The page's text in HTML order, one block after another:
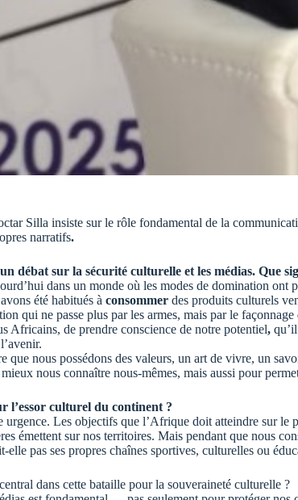
Silla insiste sur le rôle fondamental de la
narratifs.
débat sur la sécurité culturelle et les médias. Que
dans un monde où les modes de domination ont
été habitués à consommer des produits culturels
qui ne passe plus par les armes, mais par le façonnage
Africains, de prendre conscience de notre potentiel,
que nous possédons des valeurs, un art de vivre, un
nous connaître nous-mêmes, mais aussi pour
l’essor culturel du continent ?
urgence. Les objectifs que l’Afrique doit atteindre sur le
émettent sur nos territoires. Mais pendant que nous
pas ses propres chaînes sportives, culturelles ou
dans cette bataille pour la souveraineté culturelle ?